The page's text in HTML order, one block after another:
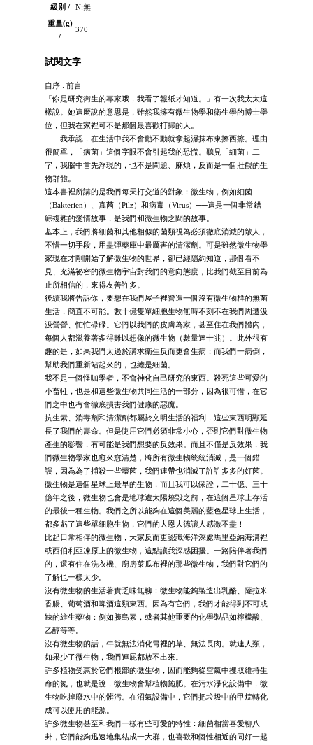
級別 /
N:無
重量(g)
/
370
試閱文字
自序 : 前言
「你是研究衛生的專家哦，我看了報紙才知道。」有一次我太太這
樣說。她這麼說的意思是，雖然我擁有微生物學和衛生學的博士學
位，但我在家裡可不是那個最喜歡打掃的人。
我承認，在生活中我不會動不動就拿起濕抹布東擦西擦。理由
很簡單，「病菌」這個字眼不會引起我的恐慌。聽見「細菌」二
字，我腦中首先浮現的，也不是問題、麻煩，反而是一個壯觀的生
物群體。
這本書裡所講的是我們每天打交道的對象：微生物，例如細菌
（Bakterien）、真菌（Pilz）和病毒（Virus）──這是一個非常錯
綜複雜的愛情故事，是我們和微生物之間的故事。
基本上，我們將細菌和其他相似的菌類視為必須徹底消滅的敵人，
不惜一切手段，用盡彈藥庫中最厲害的清潔劑。可是雖然微生物學
家現在才剛開始了解微生物的世界，卻已經隱約知道，那個看不
見、充滿祕密的微生物宇宙對我們的意向態度，比我們截至目前為
止所相信的，來得友善許多。
後續我將告訴你，要想在我們屋子裡營造一個沒有微生物群的無菌
生活，簡直不可能。數十億隻單細胞生物無時不刻不在我們周遭汲
汲營營、忙忙碌碌。它們以我們的皮膚為家，甚至住在我們體內，
每個人都滋養著多得難以想像的微生物（數量達十兆）。此外很有
趣的是，如果我們太過於講求衛生反而更會生病；而我們一病倒，
幫助我們重新站起來的，也總是細菌。
我不是一個怪咖學者，不會神化自己研究的東西。殺死這些可愛的
小畜牲，也是和這些微生物共同生活的一部分，因為很可惜，在它
們之中也有會徹底損害我們健康的惡魔。
抗生素、消毒劑和清潔劑都屬於文明生活的福利，這些東西明顯延
長了我們的壽命。但是使用它們必須非常小心，否則它們對微生物
產生的影響，有可能是我們想要的反效果。而且不僅是反效果，我
們微生物學家也愈來愈清楚，將所有微生物統統消滅，是一個錯
誤，因為為了捕殺一些壞菌，我們連帶也消滅了許許多多的好菌。
微生物是這個星球上最早的生物，而且我可以保證，二十億、三十
億年之後，微生物也會是地球遭太陽燒毀之前，在這個星球上存活
的最後一種生物。我們之所以能夠在這個美麗的藍色星球上生活，
都多虧了這些單細胞生物，它們的大恩大德讓人感激不盡！
比起日常相伴的微生物，大家反而更認識海洋深處馬里亞納海溝裡
或西伯利亞凍原上的微生物，這點讓我深感困擾。一路陪伴著我們
的，還有住在洗衣機、廚房菜瓜布裡的那些微生物，我們對它們的
了解也一樣太少。
沒有微生物的生活著實乏味無聊：微生物能夠製造出乳酪、薩拉米
香腸、葡萄酒和啤酒這類東西。因為有它們，我們才能得到不可或
缺的維生藥物：例如胰島素，或者其他重要的化學製品如檸檬酸、
乙醇等等。
沒有微生物的話，牛就無法消化胃裡的草、無法長肉。就連人類，
如果少了微生物，我們連屁都放不出來。
許多植物受惠於它們根部的微生物，因而能夠從空氣中攫取維持生
命的氮，也就是說，微生物會幫植物施肥。在污水淨化設備中，微
生物吃掉廢水中的髒污。在沼氣設備中，它們把垃圾中的甲烷轉化
成可以使用的能源。
許多微生物甚至和我們一樣有些可愛的特性：細菌相當喜愛聊八
卦，它們能夠迅速地集結成一大群，也喜歡和個性相近的同好一起